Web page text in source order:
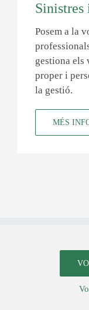
Sinistres
Posem a la
gestiona els
proper i
la gestió.
MÉS